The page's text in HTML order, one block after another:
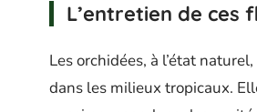
L’entretien de ces
Les orchidées, à l’état
dans les milieux tropicaux.